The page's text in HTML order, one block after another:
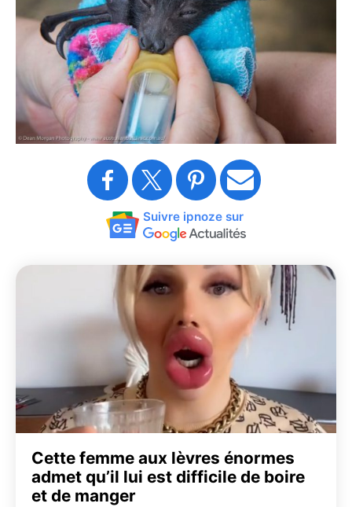
Suivre ipnoze sur
Cette femme aux lèvres énormes
admet qu’il lui est difficile de boire
et de manger